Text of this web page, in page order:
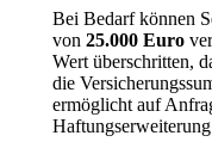
Bei Bedarf können
von 25.000 Euro
Wert überschritten,
die
ermöglicht auf